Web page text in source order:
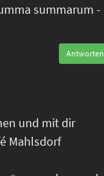
summarum -
Antworten
und mit dir
Mahlsdorf